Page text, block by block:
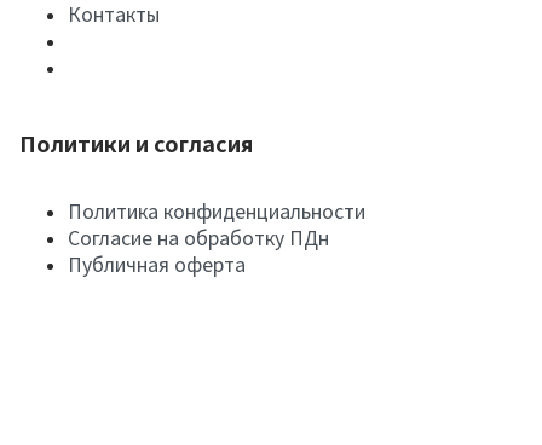
Контакты
Политики и согласия
Политика конфиденциальности
Согласие на обработку ПДн
Публичная оферта